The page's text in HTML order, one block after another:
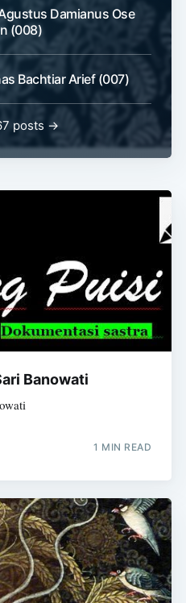
Damianus Ose
(008)
Bachtiar Arief (007)
posts →
Banowati
1 MIN READ